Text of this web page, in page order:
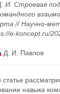
И. Строевая
// Научно-
e-koncept.ru/
Д. И. Павлов
навыка